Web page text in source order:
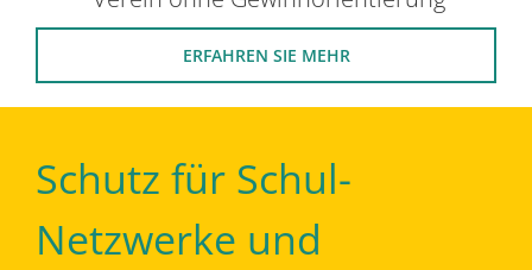
ERFAHREN SIE MEHR
Schutz für Schul-
Netzwerke und